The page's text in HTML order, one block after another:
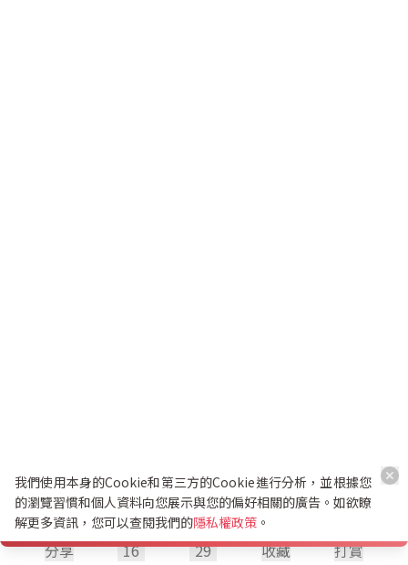
分享 16 29 收藏 打賞
我們使用本身的Cookie和第三方的Cookie進行分析，並根據您
的瀏覽習慣和個人資料向您展示與您的偏好相關的廣告。如欲瞭
解更多資訊，您可以查閱我們的隱私權政策 。